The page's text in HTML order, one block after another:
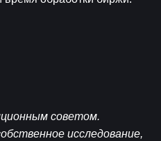
советом.
исследование,